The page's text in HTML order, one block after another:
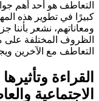
التعاطف هو أحد أهم
كبيرًا في تطوير هذه
ومعاناتهم، نشعر
الظروف المختلفة على
التعاطف مع الآخرين
القراءة
الاجتماعية